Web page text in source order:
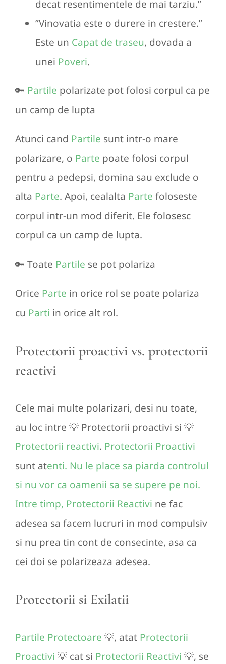
decat resentimentele de mai tarziu.”
”Vinovatia este o durere in crestere.”
Este un Capat de traseu, dovada a
unei Poveri.
🔑 Partile polarizate pot folosi corpul ca pe
un camp de lupta
Atunci cand Partile sunt intr-o mare
polarizare, o Parte poate folosi corpul
pentru a pedepsi, domina sau exclude o
alta Parte. Apoi, cealalta Parte foloseste
corpul intr-un mod diferit. Ele folosesc
corpul ca un camp de lupta.
🔑 Toate Partile se pot polariza
Orice Parte in orice rol se poate polariza
cu Parti in orice alt rol.
Protectorii proactivi vs. protectorii
reactivi
Cele mai multe polarizari, desi nu toate,
au loc intre 💡 Protectorii proactivi si 💡
Protectorii reactivi. Protectorii Proactivi
sunt atenti. Nu le place sa piarda controlul
si nu vor ca oamenii sa se supere pe noi.
Intre timp, Protectorii Reactivi ne fac
adesea sa facem lucruri in mod compulsiv
si nu prea tin cont de consecinte, asa ca
cei doi se polarizeaza adesea.
Protectorii si Exilatii
Partile Protectoare 💡, atat Protectorii
Proactivi 💡 cat si Protectorii Reactivi 💡, se